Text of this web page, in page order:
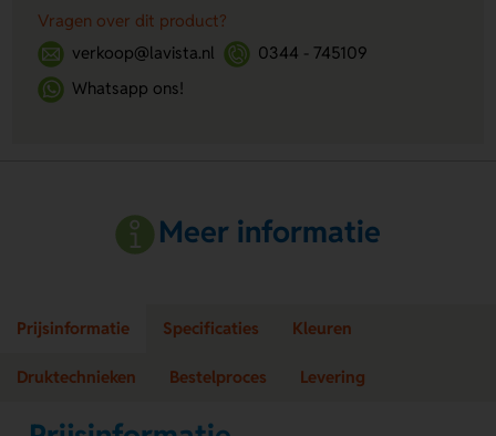
Vragen over dit product?
verkoop@lavista.nl
0344 - 745109
Whatsapp ons!
Meer informatie
Prijsinformatie Specificaties Kleuren
Druktechnieken Bestelproces Levering